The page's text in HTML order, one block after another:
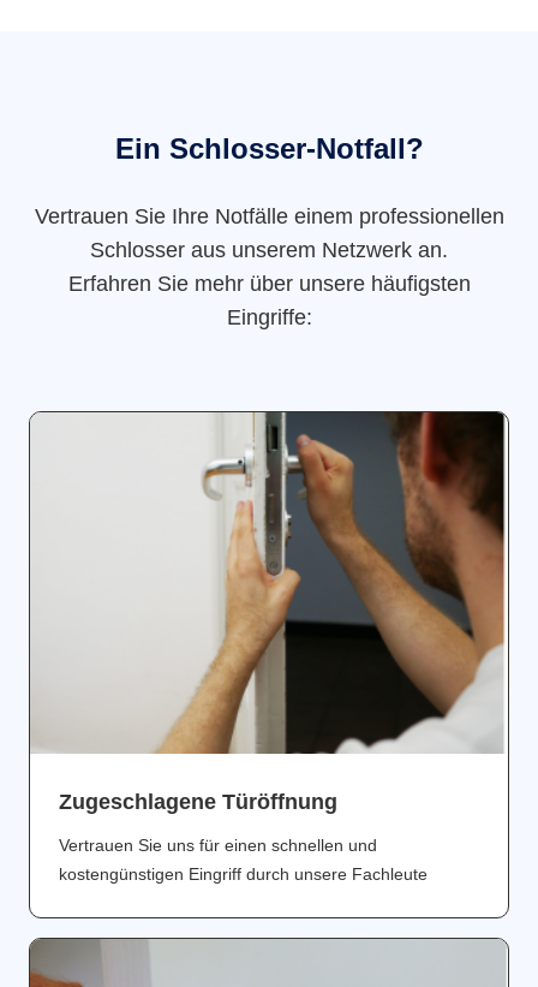
Ein Schlosser-Notfall?
Vertrauen Sie Ihre Notfälle einem professionellen
Schlosser aus unserem Netzwerk an.
Erfahren Sie mehr über unsere häufigsten
Eingriffe:
Zugeschlagene Türöffnung
Vertrauen Sie uns für einen schnellen und
kostengünstigen Eingriff durch unsere Fachleute